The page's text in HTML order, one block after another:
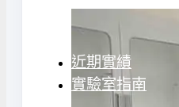
近期實績
實驗室指南